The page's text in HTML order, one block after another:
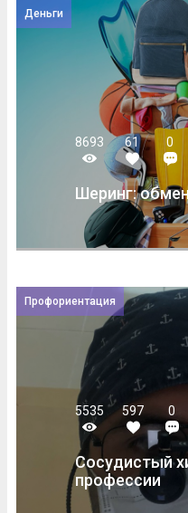
Деньги
8693 61 0
Шеринг:
Профориентация
5535 597 0
Сосудистый
профессии